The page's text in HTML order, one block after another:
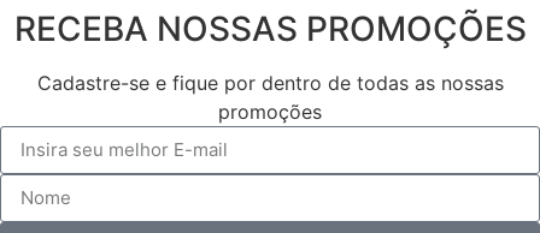
RECEBA NOSSAS PROMOÇÕES
Cadastre-se e fique por dentro de todas as nossas
promoções